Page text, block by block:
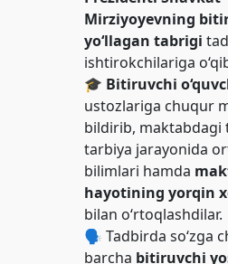
Mirziyoyevning
yo‘llagan tabrigi
ishtirokchilariga
🎓 Bitiruvchi
ustozlariga chuqur
bildirib, maktabdagi
tarbiya jarayonida
bilimlari hamda
hayotining yorqin
bilan o‘rtoqlashdilar.
🗣️ Tadbirda so‘zga
barcha bitiruvchi